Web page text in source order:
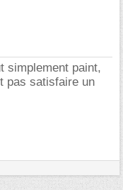
simplement paint,
pas satisfaire un